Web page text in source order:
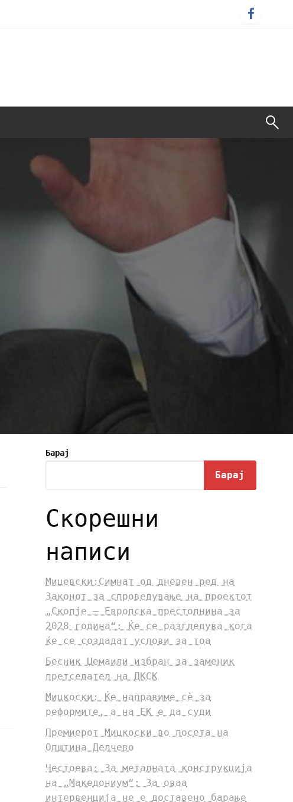
Барај
Барај
Скорешни
написи
Мицевски:Симнат од дневен ред на
Законот за спроведување на проектот
„Скопје – Европска престолнина за
2028 година“: Ќе се разгледува кога
ќе се создадат услови за тоа
Бесник Џемаили избран за заменик
претседател на ДКСК
Мицкоски: Ќе направиме сè за
реформите, а на ЕК е да суди
Премиерот Мицкоски во посета на
Општина Делчево
Честоева: За металната конструкција
на „Македониум“: За оваа
интервенција не е доставено барање